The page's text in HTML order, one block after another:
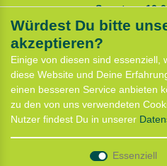
Samstags
Termin für
CaniX
Lauf
Laufen mit
Würdest Du bitte
akzeptieren?
Einige von diesen sind essenziell,
diese Website und Deine
einen besseren Service anbieten
zu den von uns verwendeten
Nutzer findest Du in unserer
Essenziell